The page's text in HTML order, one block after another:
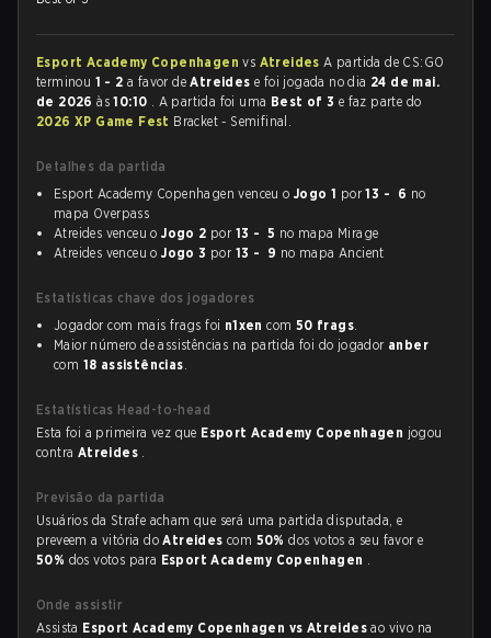
Esport Academy Copenhagenvs AtreidesA partida de CS:GO
terminou 1 - 2 a favor deAtreidese foi jogada no dia 24 de mai.
de 2026às10:10 . A partida foi uma Best of 3 e faz parte do
2026 XP Game Fest Bracket - Semifinal.
Detalhes da partida
Esport Academy Copenhagen venceu o Jogo 1 por13 - 6 no
mapa Overpass
Atreides venceu oJogo 2 por 13 - 5 no mapa Mirage
Atreides venceu oJogo 3 por 13 - 9 no mapa Ancient
Estatísticas chave dos jogadores
Jogador com mais frags foi n1xen com 50 frags.
Maior número de assistências na partida foi do jogador anber
com 18 assistências.
Estatísticas Head-to-head
Esta foi a primeira vez que Esport Academy Copenhagen jogou
contra Atreides .
Previsão da partida
Usuários da Strafe acham que será uma partida disputada, e
preveem a vitória doAtreidescom 50%dos votos a seu favor e
50% dos votos para Esport Academy Copenhagen .
Onde assistir
Assista Esport Academy Copenhagen vs Atreidesao vivo na